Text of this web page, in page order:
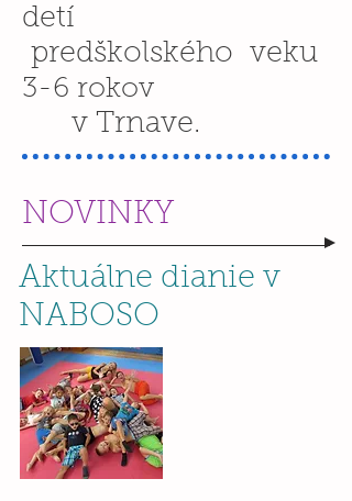
detí
predškolského veku
3-6 rokov
v Trnave.
NOVINKY
Aktuálne dianie v
NABOSO